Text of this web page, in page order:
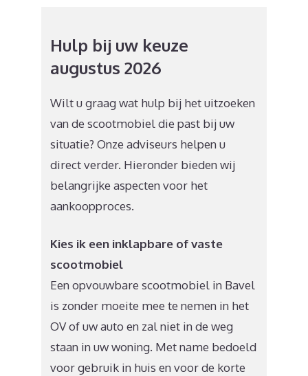
Hulp bij uw keuze
augustus 2026
Wilt u graag wat hulp bij het uitzoeken
van de scootmobiel die past bij uw
situatie? Onze adviseurs helpen u
direct verder. Hieronder bieden wij
belangrijke aspecten voor het
aankoopproces.
Kies ik een inklapbare of vaste
scootmobiel
Een opvouwbare scootmobiel in Bavel
is zonder moeite mee te nemen in het
OV of uw auto en zal niet in de weg
staan in uw woning. Met name bedoeld
voor gebruik in huis en voor de korte